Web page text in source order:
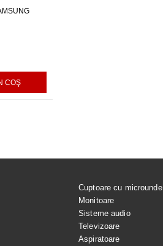
EVACUARE PENTRU
COŞ
Cuptoare cu microunde
Monitoare
Sisteme audio
Televizoare
Aspiratoare